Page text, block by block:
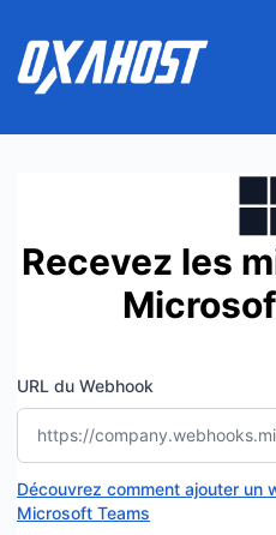
Recevez les
URL du Webhook
Découvrez comment ajouter un
Microsoft Teams